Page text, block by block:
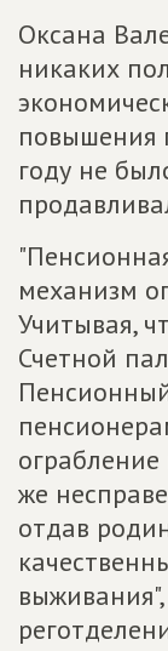
Оксана
никаких
повышения
году не
механизм
Учитывая,
Счетной
же
отдав